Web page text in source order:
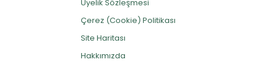
Üyelik Sözleşmesi
Çerez (Cookie) Politikası
Site Haritası
Hakkımızda